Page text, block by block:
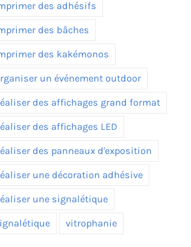
des adhésifs
des bâches
des kakémonos
un événement outdoor
des affichages grand format
des affichages LED
des panneaux d'exposition
une décoration adhésive
une signalétique
vitrophanie